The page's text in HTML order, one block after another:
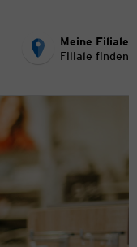
Meine Filiale
Filiale finden